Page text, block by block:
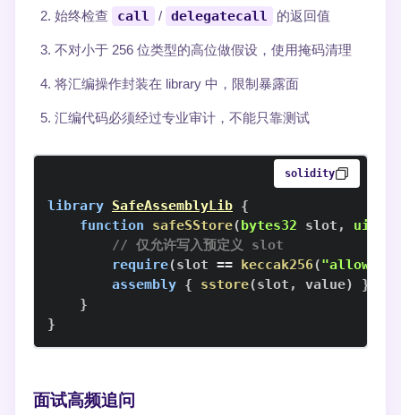
始终检查 call / delegatecall 的返回值
不对小于 256 位类型的高位做假设，使用掩码清理
将汇编操作封装在 library 中，限制暴露面
汇编代码必须经过专业审计，不能只靠测试
solidity
library SafeAssemblyLib {
function
safeSStore(bytes32 slot ,
// 仅允许写入预定义 slot
require(slot == keccak256(
assembly { sstore(slot , value)
}
}
}
面试高频追问